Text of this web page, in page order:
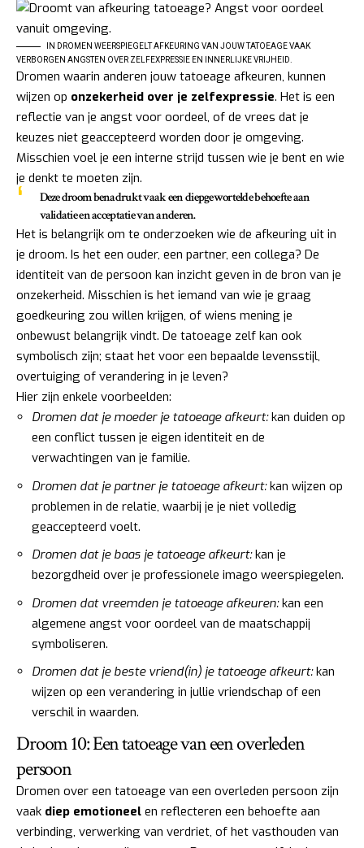
IN DROMEN WEERSPIEGELT AFKEURING VAN JOUW TATOEAGE VAAK
VERBORGEN ANGSTEN OVER ZELFEXPRESSIE EN INNERLIJKE VRIJHEID.
Dromen waarin anderen jouw tatoeage afkeuren, kunnen
wijzen op onzekerheid over je zelfexpressie. Het is een
reflectie van je angst voor oordeel, of de vrees dat je
keuzes niet geaccepteerd worden door je omgeving.
Misschien voel je een interne strijd tussen wie je bent en wie
je denkt te moeten zijn.
Deze droom benadrukt vaak een diepgewortelde behoefte aan
validatie en acceptatie van anderen.
Het is belangrijk om te onderzoeken wie de afkeuring uit in
je droom. Is het een ouder, een partner, een collega? De
identiteit van de persoon kan inzicht geven in de bron van je
onzekerheid. Misschien is het iemand van wie je graag
goedkeuring zou willen krijgen, of wiens mening je
onbewust belangrijk vindt. De tatoeage zelf kan ook
symbolisch zijn; staat het voor een bepaalde levensstijl,
overtuiging of verandering in je leven?
Hier zijn enkele voorbeelden:
Dromen dat je moeder je tatoeage afkeurt:kan duiden op
een conflict tussen je eigen identiteit en de
verwachtingen van je familie.
Dromen dat je partner je tatoeage afkeurt:kan wijzen op
problemen in de relatie, waarbij je je niet volledig
geaccepteerd voelt.
Dromen dat je baas je tatoeage afkeurt:kan je
bezorgdheid over je professionele imago weerspiegelen.
Dromen dat vreemden je tatoeage afkeuren:kan een
algemene angst voor oordeel van de maatschappij
symboliseren.
Dromen dat je beste vriend(in) je tatoeage afkeurt:kan
wijzen op een verandering in jullie vriendschap of een
verschil in waarden.
Droom 10: Een tatoeage van een overleden
persoon
Dromen over een tatoeage van een overleden persoon zijn
vaak diep emotioneel en reflecteren een behoefte aan
verbinding, verwerking van verdriet, of het vasthouden van